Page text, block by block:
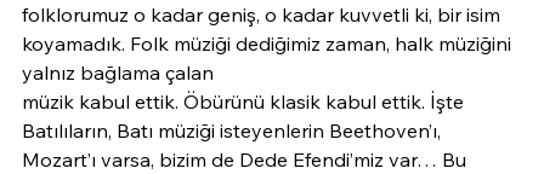
folklorumuz o kadar geniş, o kadar kuvvetli ki, bir isim
koyamadık. Folk müziği dediğimiz zaman, halk müziğini
yalnız bağlama çalan
müzik kabul ettik. Öbürünü klasik kabul ettik. İşte
Batılıların, Batı müziği isteyenlerin Beethoven’ı,
Mozart’ı varsa, bizim de Dede Efendi’miz var… Bu